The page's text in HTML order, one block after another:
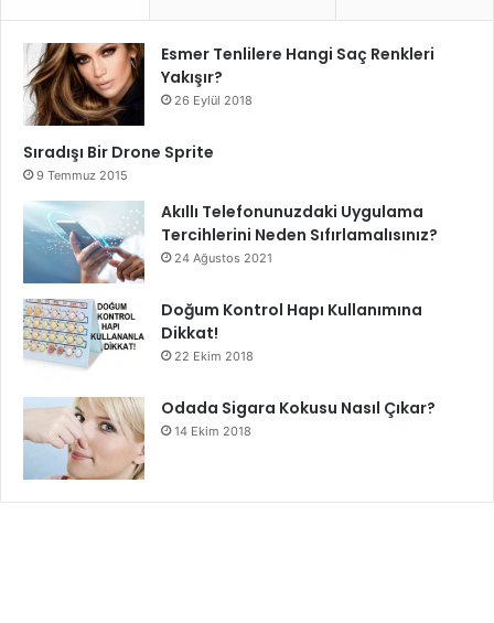
Esmer Tenlilere Hangi Saç Renkleri
Yakışır?
26 Eylül 2018
Sıradışı Bir Drone Sprite
9 Temmuz 2015
Akıllı Telefonunuzdaki Uygulama
Tercihlerini Neden Sıfırlamalısınız?
24 Ağustos 2021
Doğum Kontrol Hapı Kullanımına
Dikkat!
22 Ekim 2018
Odada Sigara Kokusu Nasıl Çıkar?
14 Ekim 2018